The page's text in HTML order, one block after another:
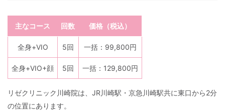
主なコース 回数 価格（税込）
全身+VIO 5回 一括：99,800円
全身+VIO+顔 5回 一括：129,800円
リゼクリニック川崎院は、JR川崎駅・京急川崎駅共に東口から2分
の位置にあります。